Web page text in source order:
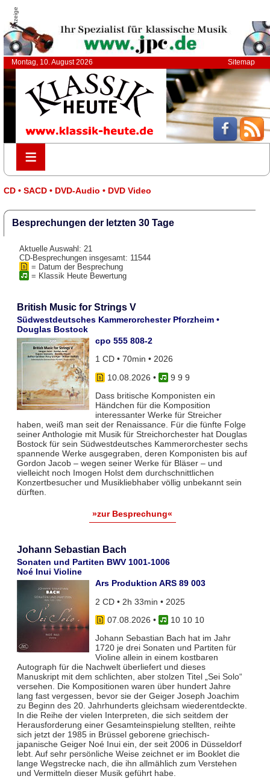
Anzeige
Montag, 10. August 2026 Sitemap
≡
≡
CD • SACD • DVD-Audio • DVD Video
Besprechungen der letzten 30 Tage
Aktuelle Auswahl: 21
CD-Besprechungen insgesamt: 11544
= Datum der Besprechung
= Klassik Heute Bewertung
British Music for Strings V
Südwestdeutsches Kammerorchester Pforzheim •
Douglas Bostock
cpo 555 808-2
1 CD • 70min • 2026
10.08.2026 •
9 9 9
Dass britische Komponisten ein
Händchen für die Komposition
interessanter Werke für Streicher
haben, weiß man seit der Renaissance. Für die fünfte Folge
seiner Anthologie mit Musik für Streichorchester hat Douglas
Bostock für sein Südwestdeutsches Kammerorchester sechs
spannende Werke ausgegraben, deren Komponisten bis auf
Gordon Jacob – wegen seiner Werke für Bläser – und
vielleicht noch Imogen Holst dem durchschnittlichen
Konzertbesucher und Musikliebhaber völlig unbekannt sein
dürften.
»zur Besprechung«
Johann Sebastian Bach
Sonaten und Partiten BWV 1001-1006
Noé Inui Violine
Ars Produktion ARS 89 003
2 CD • 2h 33min • 2025
07.08.2026 •
10 10 10
Johann Sebastian Bach hat im Jahr
1720 je drei Sonaten und Partiten für
Violine allein in einem kostbaren
Autograph für die Nachwelt überliefert und dieses
Manuskript mit dem schlichten, aber stolzen Titel „Sei Solo“
versehen. Die Kompositionen waren über hundert Jahre
lang fast vergessen, bevor sie der Geiger Joseph Joachim
zu Beginn des 20. Jahrhunderts gleichsam wiederentdeckte.
In die Reihe der vielen Interpreten, die sich seitdem der
Herausforderung einer Gesamteinspielung stellten, reihte
sich jetzt der 1985 in Brüssel geborene griechisch-
japanische Geiger Noé Inui ein, der seit 2006 in Düsseldorf
lebt. Auf sehr persönliche Weise zeichnet er im Booklet die
lange Wegstrecke nach, die ihn allmählich zum Verstehen
und Vermitteln dieser Musik geführt habe.